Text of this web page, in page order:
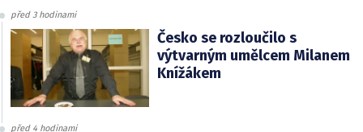
před 3 hodinami
Česko se rozloučilo s
výtvarným umělcem Milanem
Knížákem
před 4 hodinami